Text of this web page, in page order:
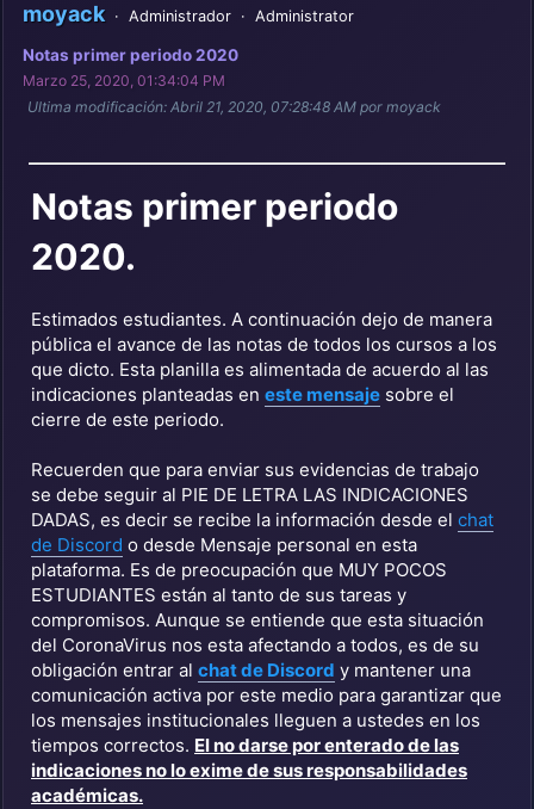
moyack Administrador Administrator
Notas primer periodo 2020
Marzo 25, 2020, 01:34:04 PM
Ultima modificación: Abril 21, 2020, 07:28:48 AM por moyack
Notas primer periodo
2020.
Estimados estudiantes. A continuación dejo de manera
pública el avance de las notas de todos los cursos a los
que dicto. Esta planilla es alimentada de acuerdo al las
indicaciones planteadas en este mensaje sobre el
cierre de este periodo.
Recuerden que para enviar sus evidencias de trabajo
se debe seguir al PIE DE LETRA LAS INDICACIONES
DADAS, es decir se recibe la información desde el chat
de Discord o desde Mensaje personal en esta
plataforma. Es de preocupación que MUY POCOS
ESTUDIANTES están al tanto de sus tareas y
compromisos. Aunque se entiende que esta situación
del CoronaVirus nos esta afectando a todos, es de su
obligación entrar al chat de Discord y mantener una
comunicación activa por este medio para garantizar que
los mensajes institucionales lleguen a ustedes en los
tiempos correctos. El no darse por enterado de las
indicaciones no lo exime de sus responsabilidades
académicas.